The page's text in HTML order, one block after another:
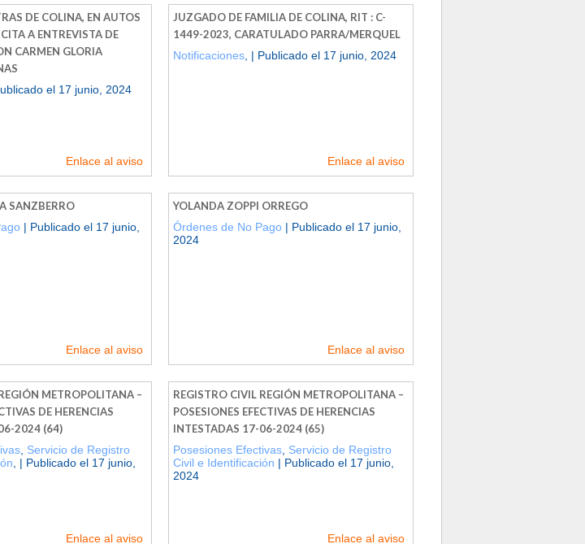
DE COLINA, EN AUTOS
A ENTREVISTA DE
CARMEN GLORIA
el 17 junio, 2024
Enlace al aviso
JUZGADO DE FAMILIA DE COLINA, RIT : C-
1449-2023, CARATULADO PARRA/MERQUEL
Notificaciones , | Publicado el 17 junio, 2024
Enlace al aviso
SANZBERRO
| Publicado el 17 junio,
Enlace al aviso
YOLANDA ZOPPI ORREGO
Órdenes de No Pago | Publicado el 17 junio,
2024
Enlace al aviso
METROPOLITANA –
DE HERENCIAS
2024 (64)
Servicio de Registro
, | Publicado el 17 junio,
Enlace al aviso
REGISTRO CIVIL REGIÓN METROPOLITANA –
POSESIONES EFECTIVAS DE HERENCIAS
INTESTADAS 17-06-2024 (65)
Posesiones Efectivas Servicio de Registro
Civil e Identificación | Publicado el 17 junio,
2024
Enlace al aviso